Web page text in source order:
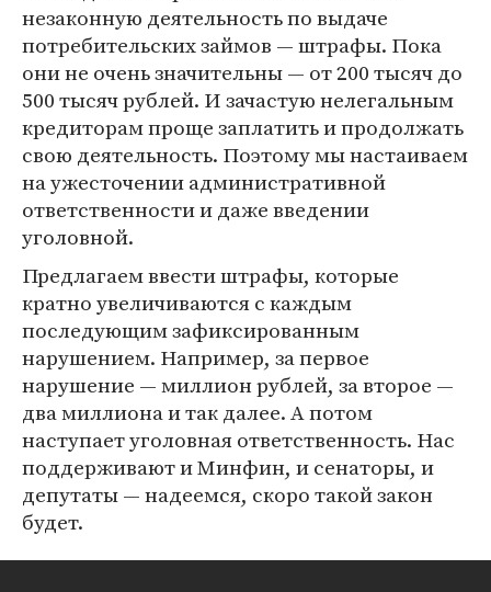
незаконную деятельность по выдаче
потребительских займов — штрафы. Пока
они не очень значительны — от 200 тысяч до
500 тысяч рублей. И зачастую нелегальным
кредиторам проще заплатить и продолжать
свою деятельность. Поэтому мы настаиваем
на ужесточении административной
ответственности и даже введении
уголовной.
Предлагаем ввести штрафы, которые
кратно увеличиваются с каждым
последующим зафиксированным
нарушением. Например, за первое
нарушение — миллион рублей, за второе —
два миллиона и так далее. А потом
наступает уголовная ответственность. Нас
поддерживают и Минфин, и сенаторы, и
депутаты — надеемся, скоро такой закон
будет.